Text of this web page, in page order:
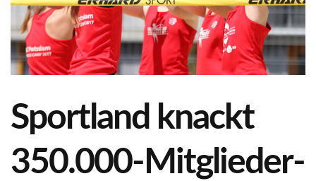
Sportland knackt
350.000-Mitglieder-